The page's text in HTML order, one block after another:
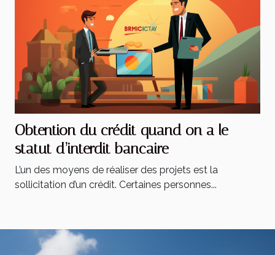
Obtention du crédit quand on a le
statut d’interdit bancaire
L’un des moyens de réaliser des projets est la
sollicitation d’un crédit. Certaines personnes...